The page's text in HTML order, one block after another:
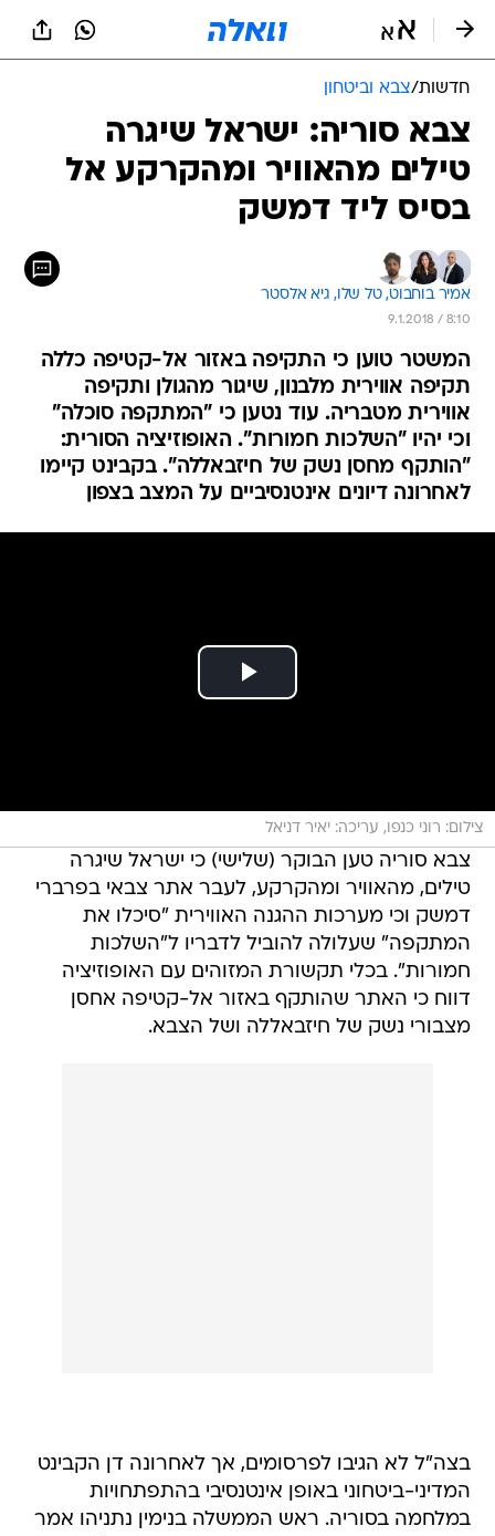
חדשות/צבא וביטחון
צבא סוריה: ישראל שיגרה
טילים מהאוויר ומהקרקע אל
בסיס ליד דמשק
אמיר בוחבוט, טל שלו, גיא אלסטר
9.1.2018 / 8:10
המשטר טוען כי התקיפה באזור אל-קטיפה כללה
תקיפה אווירית מלבנון, שיגור מהגולן ותקיפה
אווירית מטבריה. עוד נטען כי "המתקפה סוכלה"
וכי יהיו "השלכות חמורות". האופוזיציה הסורית:
"הותקף מחסן נשק של חיזבאללה". בקבינט קיימו
לאחרונה דיונים אינטנסיביים על המצב בצפון
צילום: רוני כנפו, עריכה: יאיר דניאל
צבא סוריה טען הבוקר (שלישי) כי ישראל שיגרה
טילים, מהאוויר ומהקרקע, לעבר אתר צבאי בפרברי
דמשק וכי מערכות ההגנה האווירית "סיכלו את
המתקפה" שעלולה להוביל לדבריו ל"השלכות
חמורות". בכלי תקשורת המזוהים עם האופוזיציה
דווח כי האתר שהותקף באזור אל-קטיפה אחסן
מצבורי נשק של חיזבאללה ושל הצבא.
בצה"ל לא הגיבו לפרסומים, אך לאחרונה דן הקבינט
המדיני-ביטחוני באופן אינטנסיבי בהתפתחויות
במלחמה בסוריה. ראש הממשלה בנימין נתניהו אמר